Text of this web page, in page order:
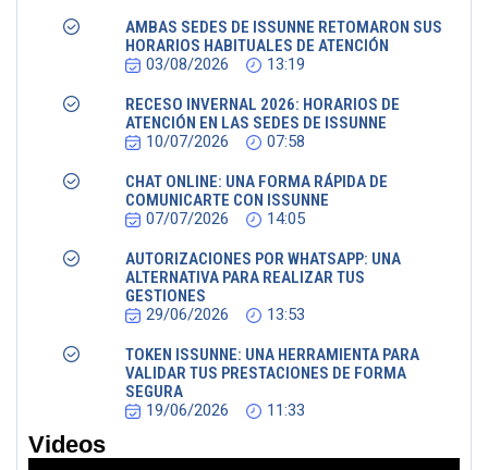
AMBAS SEDES DE ISSUNNE RETOMARON SUS
HORARIOS HABITUALES DE ATENCIÓN
03/08/2026
13:19
RECESO INVERNAL 2026: HORARIOS DE
ATENCIÓN EN LAS SEDES DE ISSUNNE
10/07/2026
07:58
CHAT ONLINE: UNA FORMA RÁPIDA DE
COMUNICARTE CON ISSUNNE
07/07/2026
14:05
AUTORIZACIONES POR WHATSAPP: UNA
ALTERNATIVA PARA REALIZAR TUS
GESTIONES
29/06/2026
13:53
TOKEN ISSUNNE: UNA HERRAMIENTA PARA
VALIDAR TUS PRESTACIONES DE FORMA
SEGURA
19/06/2026
11:33
Videos